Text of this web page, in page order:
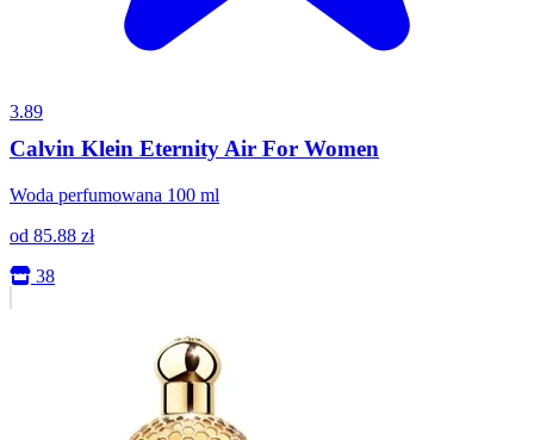
3.89
Calvin Klein Eternity Air For Women
Woda perfumowana 100 ml
od 85.88 zł
38